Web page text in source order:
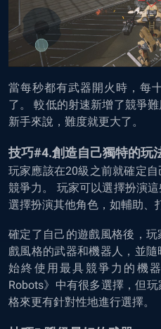
當每秒都有武器開火時，每
了。 較低的射速新增了競爭
新手來說，難度就更大了。
技巧#4.創造自己獨特的玩
玩家應該在20級之前就確定
競爭力。 玩家可以選擇扮演
選擇扮演其他角色，如輔助、
確定了自己的遊戲風格後，
戲風格的武器和機器人，並
始終使用最具競爭力的機
Robots》中有很多選擇，但
格來更有針對性地進行選擇。